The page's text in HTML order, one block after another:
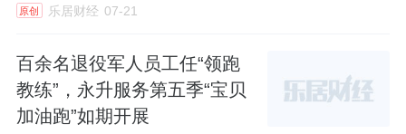
只科技创新债的发行，合计承销规模136.63亿
元；助力3家科技型企业完成5单新三板股票定
向发行项目，合计募集资金5.40亿元。截至
原创 乐居财经 07-21
百余名退役军人员工任“领跑
教练”，永升服务第五季“宝贝
加油跑”如期开展